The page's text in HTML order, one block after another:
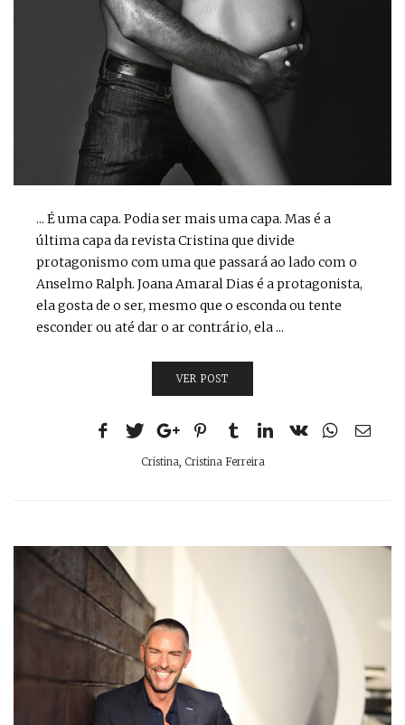
... É uma capa. Podia ser mais uma capa. Mas é a
última capa da revista Cristina que divide
protagonismo com uma que passará ao lado com o
Anselmo Ralph. Joana Amaral Dias é a protagonista,
ela gosta de o ser, mesmo que o esconda ou tente
esconder ou até dar o ar contrário, ela ...
VER POST
Cristina, Cristina Ferreira